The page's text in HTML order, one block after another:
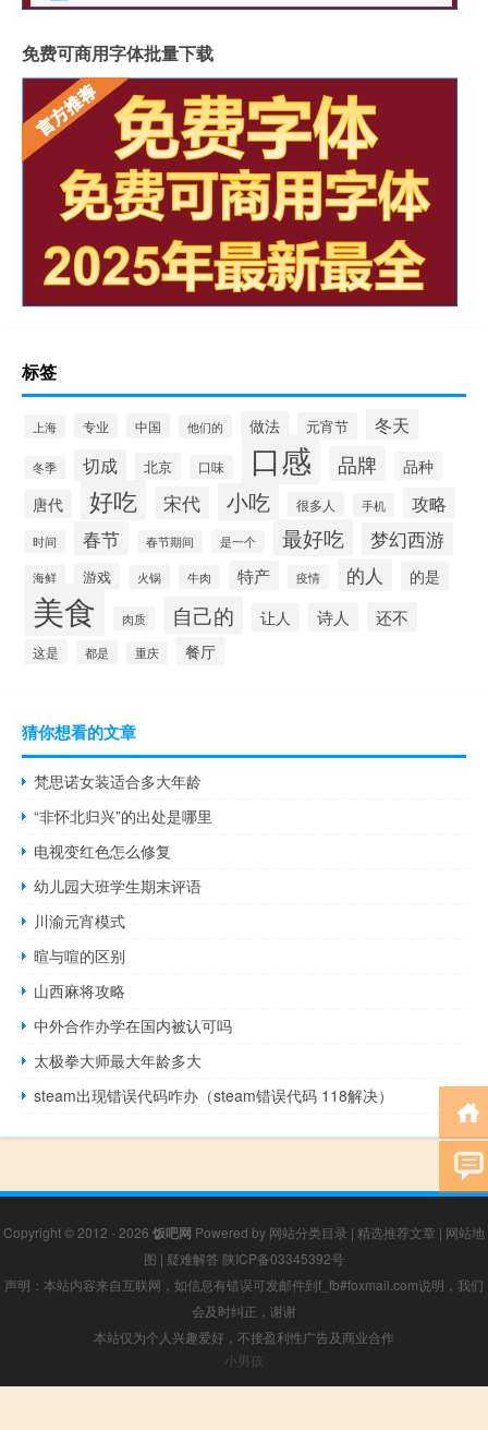
免费可商用字体批量下载
标签
上海 专业 中国 他们的 做法 元宵节 冬天
冬季 切成 北京 口味 口感 品牌
品种
唐代
好吃 宋代 小吃 很多人 手机 攻略
时间 春节 春节期间 是一个 最好吃 梦幻西游
海鲜 游戏 火锅 牛肉 特产 疫情 的人 的是
美食 肉质 自己的 让人 诗人 还不
这是 都是 重庆 餐厅
猜你想看的文章
梵思诺女装适合多大年龄
“非怀北归兴”的出处是哪里
电视变红色怎么修复
幼儿园大班学生期末评语
川渝元宵模式
暄与喧的区别
山西麻将攻略
中外合作办学在国内被认可吗
太极拳大师最大年龄多大
steam出现错误代码咋办（steam错误代码 118解决）
Copyright © 2012 - 2026 饭吧网 Powered by 网站分类目录 | 精选推荐文章 | 网站地
图 | 疑难解答 陕ICP备03345392号
声明：本站内容来自互联网，如信息有错误可发邮件到f_fb#foxmail.com说明，我们
会及时纠正，谢谢
本站仅为个人兴趣爱好，不接盈利性广告及商业合作
小男孩